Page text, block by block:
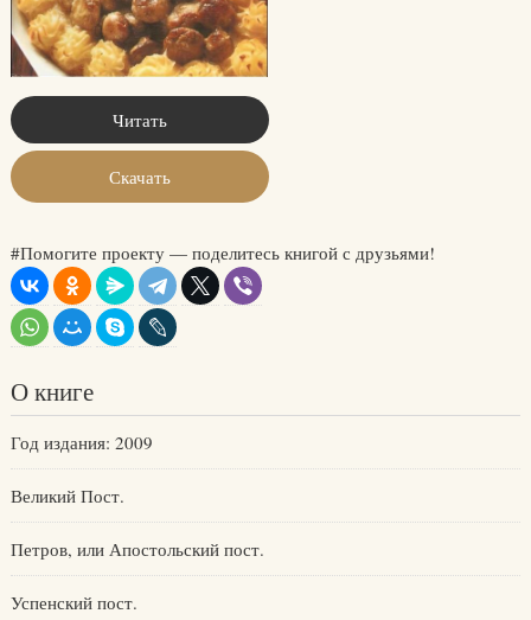
Читать
Скачать
#Помогите проекту — поделитесь книгой с друзьями!
О книге
Год издания: 2009
Великий Пост.
Петров, или Апостольский пост.
Успенский пост.